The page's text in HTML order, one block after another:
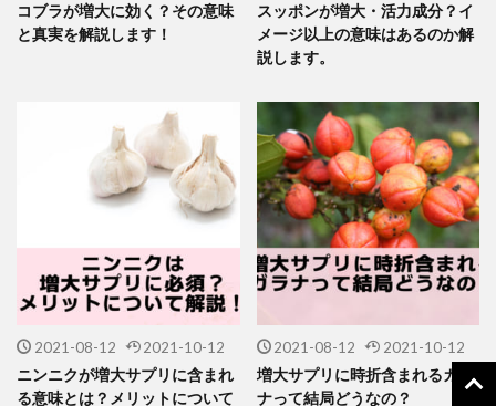
コブラが増大に効く？その意味
と真実を解説します！
スッポンが増大・活力成分？イ
メージ以上の意味はあるのか解
説します。
2021-08-12 2021-10-12
ニンニクが増大サプリに含まれ
る意味とは？メリットについて
2021-08-12 2021-10-12
増大サプリに時折含まれるガラ
ナって結局どうなの？